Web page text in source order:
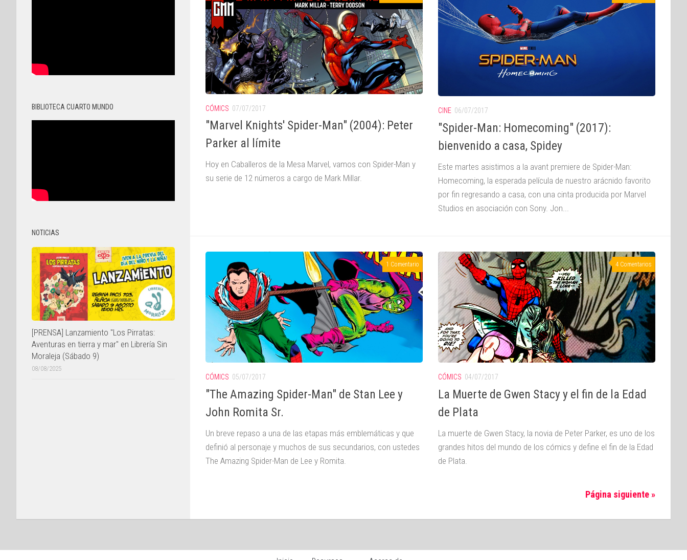
CÓMICS 07/07/2017
"Marvel Knights' Spider-Man" (2004): Peter
Parker al límite
Hoy en Caballeros de la Mesa Marvel, vamos con Spider-Man y
su serie de 12 números a cargo de Mark Millar.
CINE 06/07/2017
"Spider-Man: Homecoming" (2017):
bienvenido a casa, Spidey
Este martes asistimos a la avant premiere de Spider-Man:
Homecoming, la esperada película de nuestro arácnido favorito
por fin regresando a casa, con una cinta producida por Marvel
Studios en asociación con Sony. Jon...
1 Comentario
CÓMICS 05/07/2017
"The Amazing Spider-Man" de Stan Lee y
John Romita Sr.
Un breve repaso a una de las etapas más emblemáticas y que
definió al personaje y muchos de sus secundarios, con ustedes
The Amazing Spider-Man de Lee y Romita.
4 Comentarios
CÓMICS 04/07/2017
La Muerte de Gwen Stacy y el fin de la Edad
de Plata
La muerte de Gwen Stacy, la novia de Peter Parker, es uno de los
grandes hitos del mundo de los cómics y define el fin de la Edad
de Plata.
Página siguiente »
BIBLIOTECA CUARTO MUNDO
NOTICIAS
[PRENSA] Lanzamiento "Los Pirratas:
Aventuras en tierra y mar" en Librería Sin
Moraleja (Sábado 9)
08/08/2025